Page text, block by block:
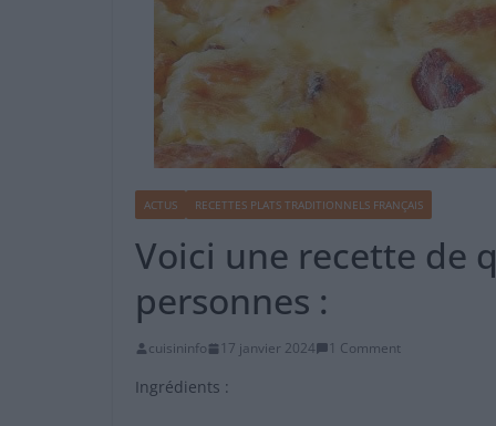
ACTUS RECETTES PLATS TRADITIONNELS FRANÇAIS
Voici une recette de
personnes :
cuisininfo 17 janvier 2024 1 Comment
Ingrédients :